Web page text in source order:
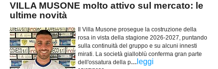
VILLA MUSONE molto attivo sul mercato: le
ultime novità
Il Villa Musone prosegue la costruzione della
rosa in vista della stagione 2026-2027, puntando
sulla continuità del gruppo e su alcuni innesti
mirati. La società gialloblù conferma gran parte
dell'ossatura della p... leggi